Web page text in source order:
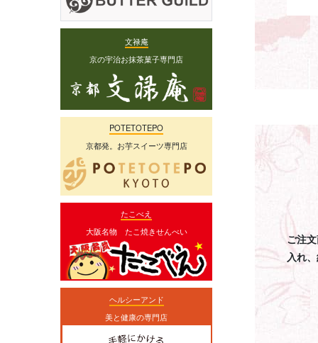
文禄庵
京の宇治お抹茶菓子専門店
POTETOTEPO
京都発。お芋スイーツ専門店
たこべえ
大阪名物 たこ焼きせんべい
ヘルシーアンド
美と健康の専門店
ご注
入れ